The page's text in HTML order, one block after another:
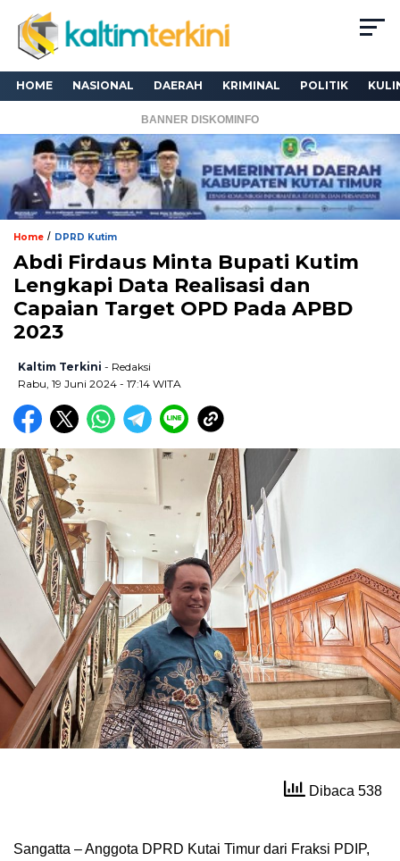
HOME NASIONAL DAERAH KRIMINAL POLITIK
BANNER DISKOMINFO
Home / DPRD Kutim
Abdi Firdaus Minta Bupati Kutim
Lengkapi Data Realisasi dan
Capaian Target OPD Pada APBD
2023
Kaltim Terkini - Redaksi
Rabu, 19 Juni 2024 - 17:14 WITA
Dibaca 538
Sangatta – Anggota DPRD Kutai Timur dari Fraksi PDIP,